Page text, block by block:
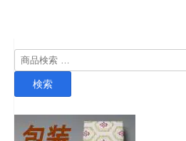
検
索
検索